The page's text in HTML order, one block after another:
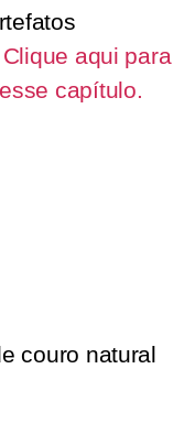
Clique aqui para
capítulo.
couro natural